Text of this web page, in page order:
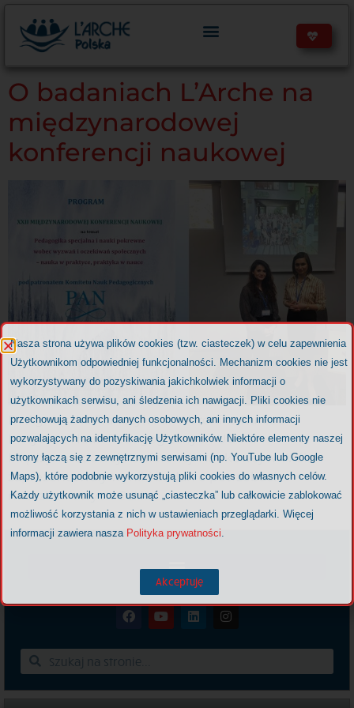
treści
O badaniach L’Arche na
międzynarodowej
konferencji naukowej
Dr Agnieszka Franczyk i dr Weronika Kurcz z
Instytutu Nauk Pedagogicznych UO na
Międzynarodowej Konferencji Naukowej w Wiśle
zaprezentowały wyniki badań o potrzebach
mieszkaniowych OzNI.
Nasza strona używa plików cookies (tzw. ciasteczek) w celu zapewnienia
Użytkownikom odpowiedniej funkcjonalności. Mechanizm cookies nie jest
wykorzystywany do pozyskiwania jakichkolwiek informacji o
użytkownikach serwisu, ani śledzenia ich nawigacji. Pliki cookies nie
przechowują żadnych danych osobowych, ani innych informacji
pozwalających na identyfikację Użytkowników. Niektóre elementy naszej
strony łączą się z zewnętrznymi serwisami (np. YouTube lub Google
Maps), które podobnie wykorzystują pliki cookies do własnych celów.
Każdy użytkownik może usunąć „ciasteczka” lub całkowicie zablokować
możliwość korzystania z nich w ustawieniach przeglądarki. Więcej
informacji zawiera nasza Polityka prywatności.
Akceptuję